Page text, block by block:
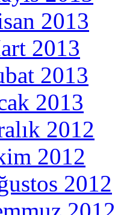
2013
2013
2013
2013
2012
2012
2012